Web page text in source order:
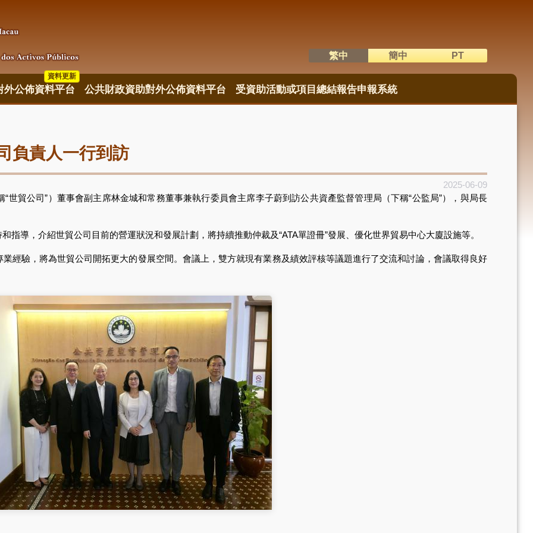
語系切換
繁中 簡中 PT
外公佈資料平台
資料更新
公共財政資助對外公佈資料平台 受資助活動或項目總結報告申報系統
負責人一行到訪
2025-06-09
公司”）董事會副主席林金城和常務董事兼執行委員會主席李子蔚到訪公共資產監督管理局（下稱“公監局”），與局長
，介紹世貿公司目前的營運狀況和發展計劃，將持續推動仲裁及“ATA單證冊”發展、優化世界貿易中心大廈設施等。
驗，將為世貿公司開拓更大的發展空間。會議上，雙方就現有業務及績效評核等議題進行了交流和討論，會議取得良好